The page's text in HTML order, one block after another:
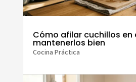
Cómo afilar cuchillos en
mantenerlos bien
Cocina Práctica